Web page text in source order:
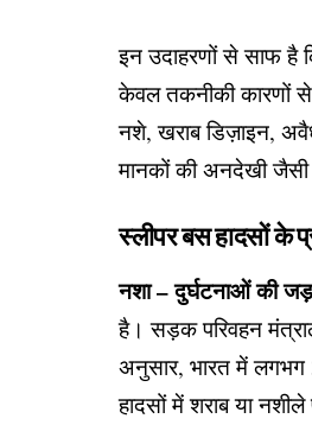
इन उदाहरणों से साफ है
केवल तकनीकी कारणों
नशे, खराब डिज़ाइन,
मानकों की अनदेखी
स्लीपर बस हादसों के
नशा – दुर्घटनाओं की
है। सड़क परिवहन
अनुसार, भारत में
हादसों में शराब या नशीले